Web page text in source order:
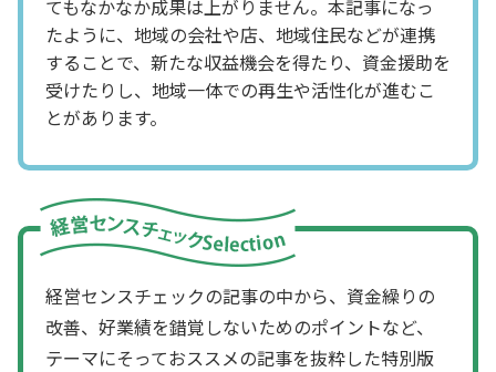
てもなかなか成果は上がりません。本記事になっ
たように、地域の会社や店、地域住民などが連携
することで、新たな収益機会を得たり、資金援助を
受けたりし、地域一体での再生や活性化が進むこ
とがあります。
経営センスチェックの記事の中から、資金繰りの
改善、好業績を錯覚しないためのポイントなど、
テーマにそっておススメの記事を抜粋した特別版